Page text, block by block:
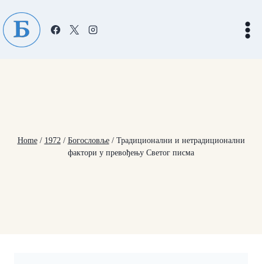
to
content
Home / 1972 / Богословље / Традиционални и нетрадиционални
фактори у превођењу Светог писма